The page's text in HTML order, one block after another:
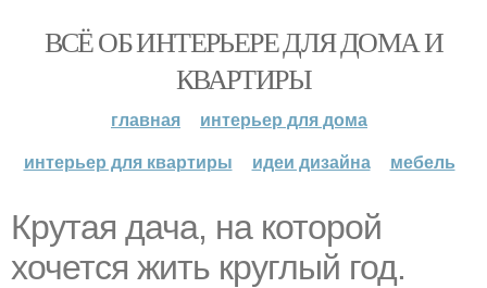
ВСЁ ОБ ИНТЕРЬЕРЕ ДЛЯ ДОМА И
КВАРТИРЫ
главная
интерьер для дома
интерьер для квартиры
идеи дизайна мебель
Крутая дача, на которой
хочется жить круглый год.